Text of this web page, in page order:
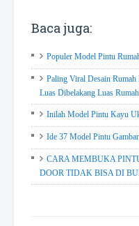
Baca juga:
Populer Model Pintu
Paling Viral Desain
Luas Dibelakang Luas
Inilah Model Pintu Kayu
Ide 37 Model Pintu
CARA MEMBUKA
DOOR TIDAK BISA DI